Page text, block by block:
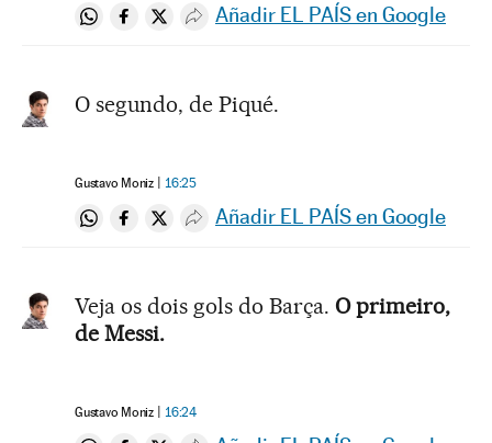
Compartir en Whatsapp
Compartir en Facebook
Compartir en Twitter
Desplegar Redes Sociales
Añadir EL PAÍS en Google
O segundo, de Piqué.
Gustavo Moniz 16:25
Compartir en Whatsapp
Compartir en Facebook
Compartir en Twitter
Desplegar Redes Sociales
Añadir EL PAÍS en Google
Veja os dois gols do Barça. O primeiro,
de Messi.
Gustavo Moniz 16:24